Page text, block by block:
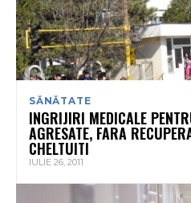
SĂNĂTATE
INGRIJIRI MEDICALE
AGRESATE, FARA
CHELTUITI
IULIE 26, 2011